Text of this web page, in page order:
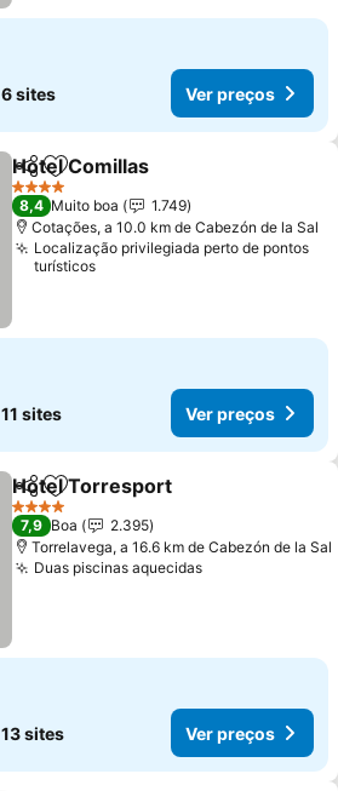
6 sites Ver preços
PartilharAdicionar aos favoritos
Hotel Comillas
4 Estrelas
8,4 Muito boa
1.749
Cotações, a 10.0 km de Cabezón de la Sal
Localização privilegiada perto de pontos
turísticos
11 sites Ver preços
PartilharAdicionar aos favoritos
Hotel Torresport
4 Estrelas
7,9 Boa
2.395
Torrelavega, a 16.6 km de Cabezón de la Sal
Duas piscinas aquecidas
13 sites Ver preços